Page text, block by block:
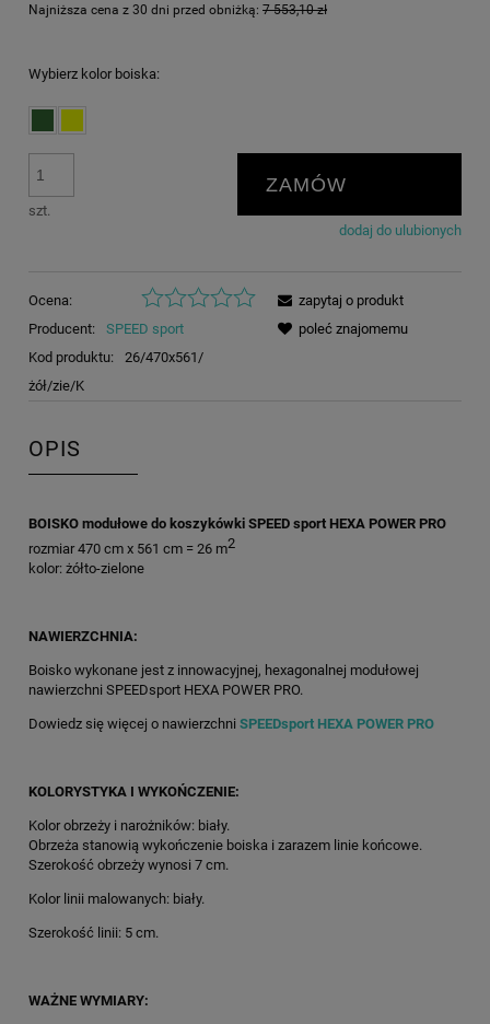
Najniższa cena z 30 dni przed obniżką: 7 553,10 zł
Wybierz kolor boiska:
szt.
ZAMÓW
dodaj do ulubionych
Ocena:
Producent:
SPEED sport
Kod produktu:
26/470x561/
żół/zie/K
zapytaj o produkt
poleć znajomemu
OPIS
BOISKO modułowe do koszykówki SPEED sport HEXA POWER PRO
rozmiar 470 cm x 561 cm = 26 m2
kolor: żółto-zielone
NAWIERZCHNIA:
Boisko wykonane jest z innowacyjnej, hexagonalnej modułowej
nawierzchni SPEEDsport HEXA POWER PRO.
Dowiedz się więcej o nawierzchni SPEEDsport HEXA POWER PRO
KOLORYSTYKA I WYKOŃCZENIE:
Kolor obrzeży i narożników: biały.
Obrzeża stanowią wykończenie boiska i zarazem linie końcowe.
Szerokość obrzeży wynosi 7 cm.
Kolor linii malowanych: biały.
Szerokość linii: 5 cm.
WAŻNE WYMIARY: